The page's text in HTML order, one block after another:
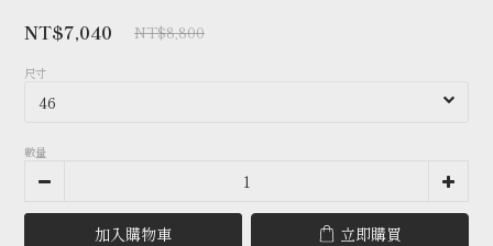
NT$7,040 NT$8,800
尺寸
數量
加入購物車 立即購買